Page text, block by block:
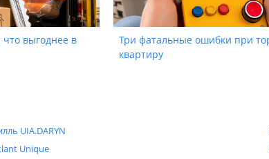
выгоднее в
Три фатальные ошибки при
квартиру
UIA.DARYN
Unique